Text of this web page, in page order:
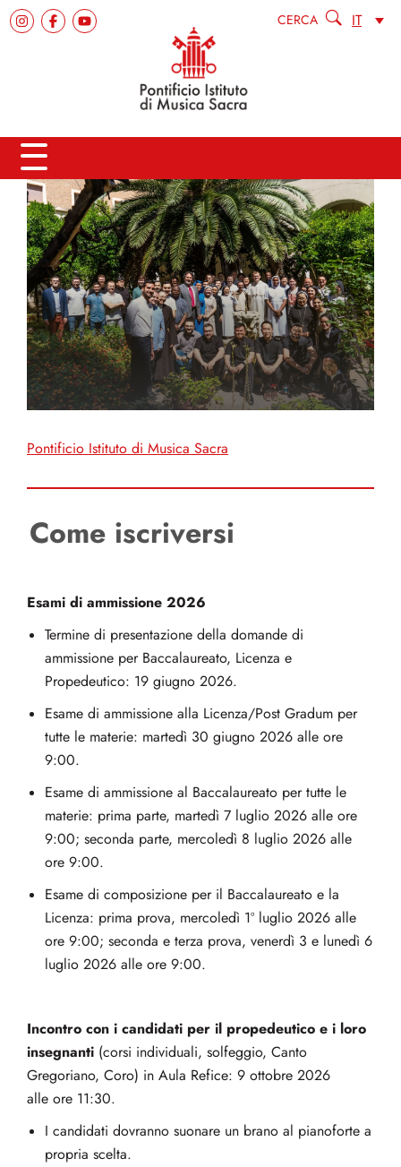
CERCA IT
Pontificio Istituto di Musica Sacra
Come iscriversi
Esami di ammissione 2026
Termine di presentazione della domande di
ammissione per Baccalaureato, Licenza e
Propedeutico: 19 giugno 2026.
Esame di ammissione alla Licenza/Post Gradum per
tutte le materie: martedì 30 giugno 2026 alle ore
9:00.
Esame di ammissione al Baccalaureato per tutte le
materie: prima parte, martedì 7 luglio 2026 alle ore
9:00; seconda parte, mercoledì 8 luglio 2026 alle
ore 9:00.
Esame di composizione per il Baccalaureato e la
Licenza: prima prova, mercoledì 1º luglio 2026 alle
ore 9:00; seconda e terza prova, venerdì 3 e lunedì 6
luglio 2026 alle ore 9:00.
Incontro con i candidati per il propedeutico e i loro
insegnanti (corsi individuali, solfeggio, Canto
Gregoriano, Coro) in Aula Refice: 9 ottobre 2026
alle ore 11:30.
I candidati dovranno suonare un brano al pianoforte a
propria scelta.